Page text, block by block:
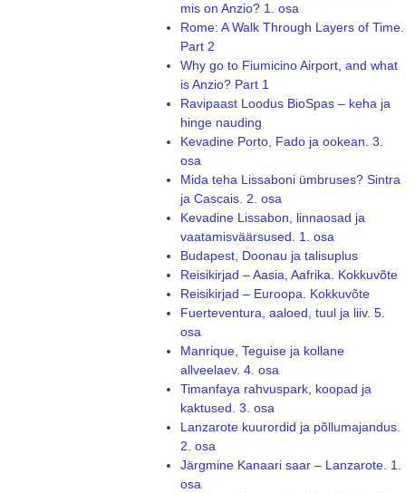
mis on Anzio? 1. osa
Rome: A Walk Through Layers of Time.
Part 2
Why go to Fiumicino Airport, and what
is Anzio? Part 1
Ravipaast Loodus BioSpas – keha ja
hinge nauding
Kevadine Porto, Fado ja ookean. 3.
osa
Mida teha Lissaboni ümbruses? Sintra
ja Cascais. 2. osa
Kevadine Lissabon, linnaosad ja
vaatamisväärsused. 1. osa
Budapest, Doonau ja talisuplus
Reisikirjad – Aasia, Aafrika. Kokkuvõte
Reisikirjad – Euroopa. Kokkuvõte
Fuerteventura, aaloed, tuul ja liiv. 5.
osa
Manrique, Teguise ja kollane
allveelaev. 4. osa
Timanfaya rahvuspark, koopad ja
kaktused. 3. osa
Lanzarote kuurordid ja põllumajandus.
2. osa
Järgmine Kanaari saar – Lanzarote. 1.
osa